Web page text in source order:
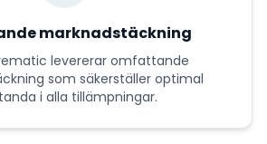
marknadstäckning
levererar omfattande
som säkerställer optimal
i alla tillämpningar.